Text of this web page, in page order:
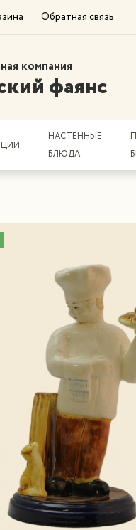
Обратная связь
компания
фаянс
НАСТЕННЫЕ
БЛЮДА